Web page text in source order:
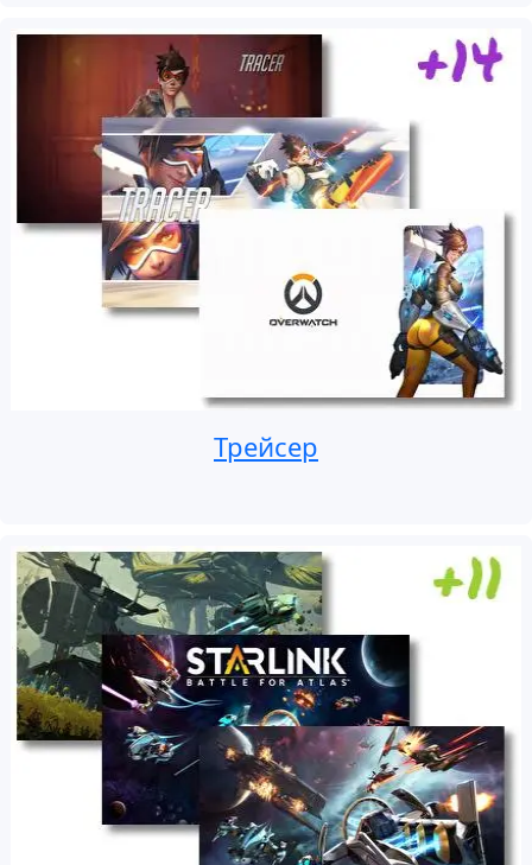
Трейсер